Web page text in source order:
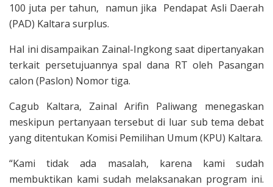
100 juta per tahun, namun jika Pendapat Asli Daerah
(PAD) Kaltara surplus.
Hal ini disampaikan Zainal-Ingkong saat dipertanyakan
terkait persetujuannya spal dana RT oleh Pasangan
calon (Paslon) Nomor tiga.
Cagub Kaltara, Zainal Arifin Paliwang menegaskan
meskipun pertanyaan tersebut di luar sub tema debat
yang ditentukan Komisi Pemilihan Umum (KPU) Kaltara.
“Kami tidak ada masalah, karena kami sudah
membuktikan kami sudah melaksanakan program ini.